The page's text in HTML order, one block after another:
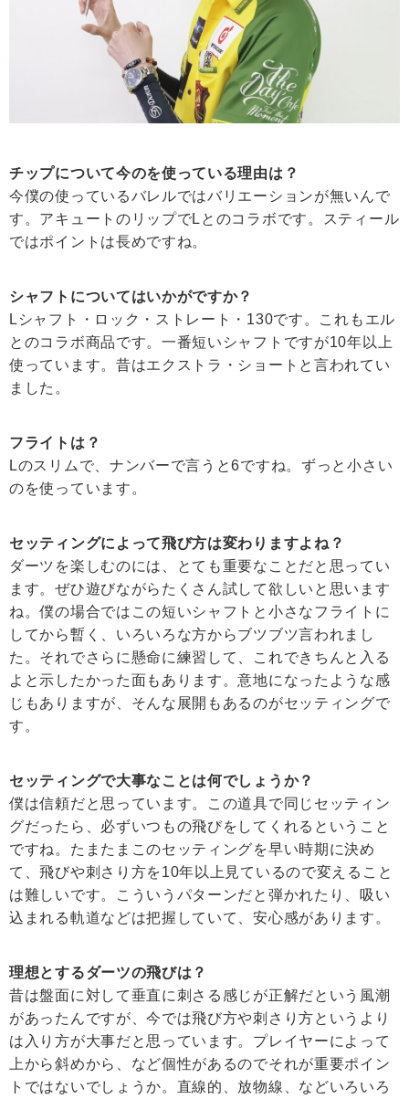
チップについて今のを使っている理由は？
今僕の使っているバレルではバリエーションが無いんで
す。アキュートのリップでLとのコラボです。スティール
ではポイントは長めですね。
シャフトについてはいかがですか？
Lシャフト・ロック・ストレート・130です。これもエル
とのコラボ商品です。一番短いシャフトですが10年以上
使っています。昔はエクストラ・ショートと言われてい
ました。
フライトは？
Lのスリムで、ナンバーで言うと6ですね。ずっと小さい
のを使っています。
セッティングによって飛び方は変わりますよね？
ダーツを楽しむのには、とても重要なことだと思ってい
ます。ぜひ遊びながらたくさん試して欲しいと思います
ね。僕の場合ではこの短いシャフトと小さなフライトに
してから暫く、いろいろな方からブツブツ言われまし
た。それでさらに懸命に練習して、これできちんと入る
よと示したかった面もあります。意地になったような感
じもありますが、そんな展開もあるのがセッティングで
す。
セッティングで大事なことは何でしょうか？
僕は信頼だと思っています。この道具で同じセッティン
グだったら、必ずいつもの飛びをしてくれるということ
ですね。たまたまこのセッティングを早い時期に決め
て、飛びや刺さり方を10年以上見ているので変えること
は難しいです。こういうパターンだと弾かれたり、吸い
込まれる軌道などは把握していて、安心感があります。
理想とするダーツの飛びは？
昔は盤面に対して垂直に刺さる感じが正解だという風潮
があったんですが、今では飛び方や刺さり方というより
は入り方が大事だと思っています。プレイヤーによって
上から斜めから、など個性があるのでそれが重要ポイン
トではないでしょうか。直線的、放物線、などいろいろ